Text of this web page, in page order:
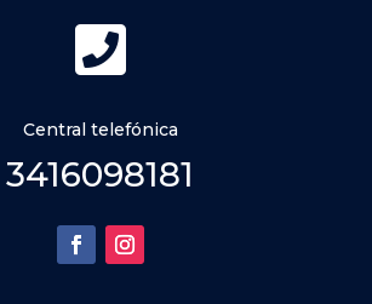

Central telefónica
3416098181